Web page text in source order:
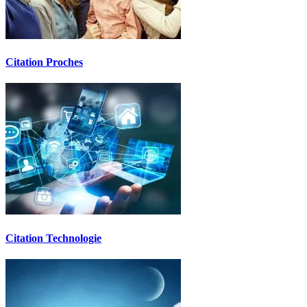
Citation Proches
Citation Technologie